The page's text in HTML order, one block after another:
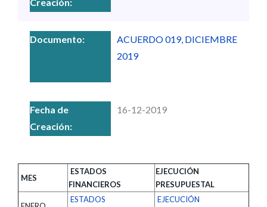
ACUERDO 019, DICIEMBRE
2019
16-12-2019
MES
ESTADOS
FINANCIEROS
EJECUCIÓN
PRESUPUESTAL
ESTADOS EJECUCIÓN